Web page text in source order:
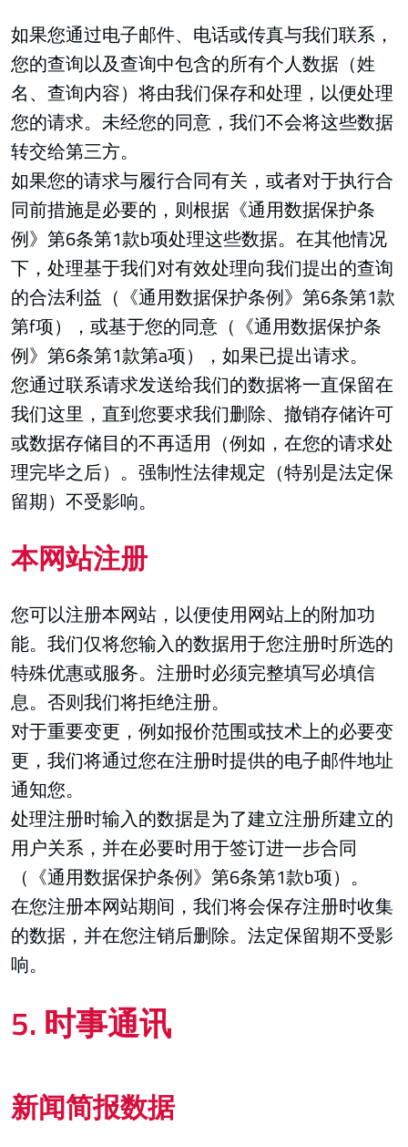
如果您通过电子邮件、电话或传真与我们联系，
您的查询以及查询中包含的所有个人数据（姓
名、查询内容）将由我们保存和处理，以便处理
您的请求。未经您的同意，我们不会将这些数据
转交给第三方。
如果您的请求与履行合同有关，或者对于执行合
同前措施是必要的，则根据《通用数据保护条
例》第6条第1款b项处理这些数据。在其他情况
下，处理基于我们对有效处理向我们提出的查询
的合法利益（《通用数据保护条例》第6条第1款
第f项），或基于您的同意（《通用数据保护条
例》第6条第1款第a项），如果已提出请求。
您通过联系请求发送给我们的数据将一直保留在
我们这里，直到您要求我们删除、撤销存储许可
或数据存储目的不再适用（例如，在您的请求处
理完毕之后）。强制性法律规定（特别是法定保
留期）不受影响。
本网站注册
您可以注册本网站，以便使用网站上的附加功
能。我们仅将您输入的数据用于您注册时所选的
特殊优惠或服务。注册时必须完整填写必填信
息。否则我们将拒绝注册。
对于重要变更，例如报价范围或技术上的必要变
更，我们将通过您在注册时提供的电子邮件地址
通知您。
处理注册时输入的数据是为了建立注册所建立的
用户关系，并在必要时用于签订进一步合同
（《通用数据保护条例》第6条第1款b项）。
在您注册本网站期间，我们将会保存注册时收集
的数据，并在您注销后删除。法定保留期不受影
响。
5. 时事通讯
新闻简报数据